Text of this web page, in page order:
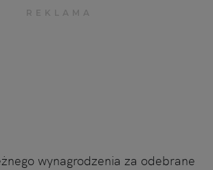
wynagrodzenia za odebrane